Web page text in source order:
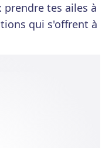
tes ailes à
qui s'offrent à